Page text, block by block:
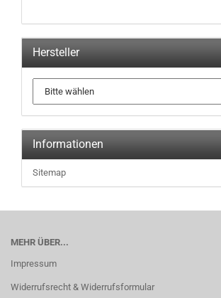
Hersteller
Informationen
Sitemap
MEHR ÜBER...
Impressum
Widerrufsrecht & Widerrufsformular